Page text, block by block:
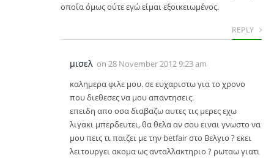
οποία όμως ούτε εγώ είμαι εξοικειωμένος.
REPLY
μισελ on 28 November 2012 9:23 am
καλημερα φιλε μου. σε ευχαριστω για το χρονο
που διεθεσες να μου απαντησεις.
επειδη απο οσα διαβαζω αυτες τις μερες εχω
λιγακι μπερδευτει, θα θελα αν σου ειναι γνωστο να
μου πεις τι παιζει με την betfair στο Βελγιο ? εκει
λειτουργει ακομα ως ανταλλακτηριο ? ρωταω γιατι